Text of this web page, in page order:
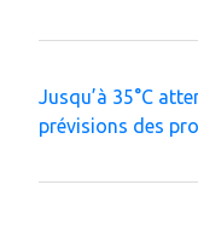
Jusqu’à 35°C
prévisions des